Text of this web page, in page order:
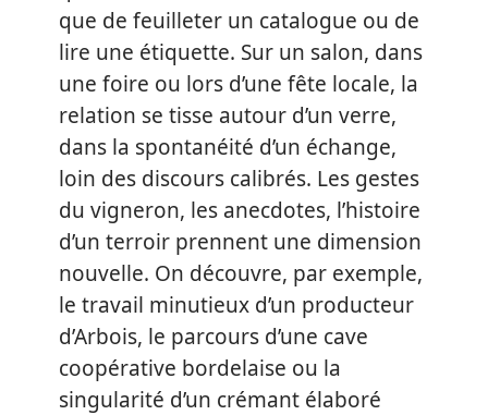
que de feuilleter un catalogue ou de
lire une étiquette. Sur un salon, dans
une foire ou lors d’une fête locale, la
relation se tisse autour d’un verre,
dans la spontanéité d’un échange,
loin des discours calibrés. Les gestes
du vigneron, les anecdotes, l’histoire
d’un terroir prennent une dimension
nouvelle. On découvre, par exemple,
le travail minutieux d’un producteur
d’Arbois, le parcours d’une cave
coopérative bordelaise ou la
singularité d’un crémant élaboré